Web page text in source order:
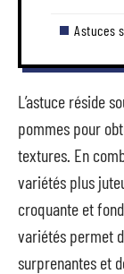
Astuces
L’astuce réside
pommes pour
textures. En
variétés plus
croquante et
variétés permet
surprenantes et